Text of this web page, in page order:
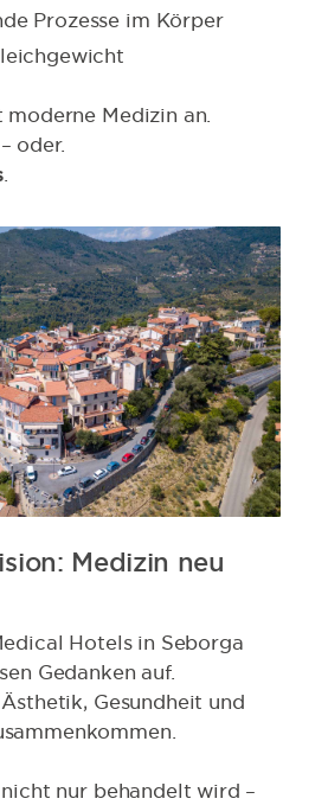
Prozesse im Körper
moderne Medizin an.
oder.
.
Medizin neu
Hotels in Seborga
Gedanken auf.
Gesundheit und
nur behandelt wird –